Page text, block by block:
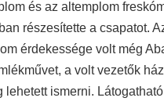
és az altemplom
részesítette a csapatot.
érdekessége volt még
a volt vezetők
ismerni.